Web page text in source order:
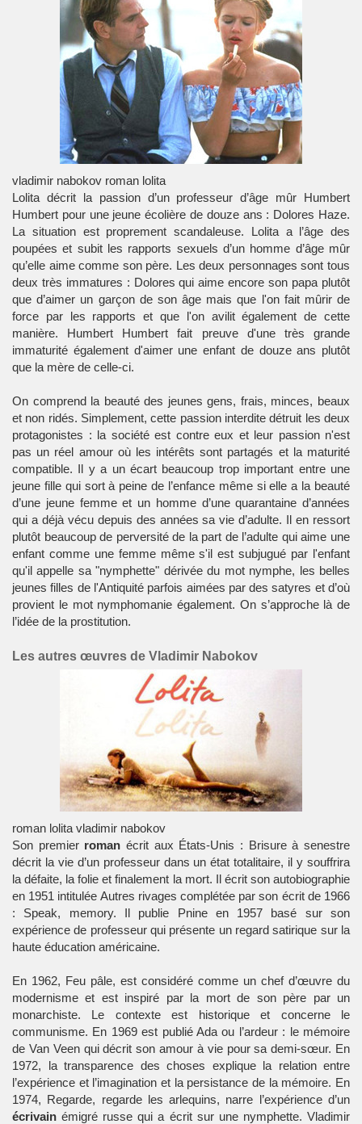
vladimir nabokov roman lolita
Lolita décrit la passion d’un professeur d’âge mûr Humbert
Humbert pour une jeune écolière de douze ans : Dolores Haze.
La situation est proprement scandaleuse. Lolita a l’âge des
poupées et subit les rapports sexuels d’un homme d’âge mûr
qu’elle aime comme son père. Les deux personnages sont tous
deux très immatures : Dolores qui aime encore son papa plutôt
que d’aimer un garçon de son âge mais que l'on fait mûrir de
force par les rapports et que l'on avilit également de cette
manière. Humbert Humbert fait preuve d'une très grande
immaturité également d'aimer une enfant de douze ans plutôt
que la mère de celle-ci.
On comprend la beauté des jeunes gens, frais, minces, beaux
et non ridés. Simplement, cette passion interdite détruit les deux
protagonistes : la société est contre eux et leur passion n'est
pas un réel amour où les intérêts sont partagés et la maturité
compatible. Il y a un écart beaucoup trop important entre une
jeune fille qui sort à peine de l’enfance même si elle a la beauté
d’une jeune femmeet un hommed’une quarantaine d’années
qui a déjà vécu depuis des années sa vie d’adulte. Il en ressort
plutôt beaucoup de perversité de la part de l’adulte qui aime une
enfant comme une femme même s'il est subjugué par l'enfant
qu'il appelle sa "nymphette" dérivée du mot nymphe, les belles
jeunes filles de l'Antiquité parfois aimées par des satyres et d’où
provient le mot nymphomanie également. On s’approche là de
l’idée de la prostitution.
Les autres œuvres de Vladimir Nabokov
roman lolita vladimir nabokov
Son premier roman écrit aux États-Unis : Brisure à senestre
décrit la vie d’un professeur dans un état totalitaire, il y souffrira
la défaite, la folie et finalement la mort. Il écrit son autobiographie
en 1951 intitulée Autres rivages complétée par son écrit de 1966
: Speak, memory. Il publie Pnine en 1957 basé sur son
expérience de professeur qui présente un regard satirique sur la
haute éducation américaine.
En 1962, Feu pâle, est considéré comme un chef d’œuvre du
modernisme et est inspiré par la mort de son père par un
monarchiste. Le contexte est historique et concerne le
communisme. En 1969 est publié Ada ou l’ardeur : le mémoire
de Van Veen qui décrit son amour à vie pour sa demi-sœur. En
1972, la transparence des choses explique la relation entre
l’expérience et l’imagination et la persistance de la mémoire. En
1974, Regarde, regarde les arlequins, narre l’expérience d’un
écrivain émigré russe qui a écrit sur une nymphette. Vladimir